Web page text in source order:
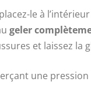
le à
geler
et laissez
une